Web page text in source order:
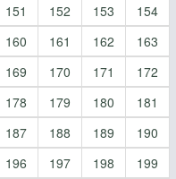
151 152 153
154
160 161 162
163
169 170 171
172
178 179 180
181
187 188 189
190
196 197 198
199